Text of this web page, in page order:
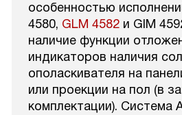
особенностью
4580, GLM 4582 и GIM
наличие функции
индикаторов наличия
ополаскивателя на
или проекции на пол (в
комплектации). Система